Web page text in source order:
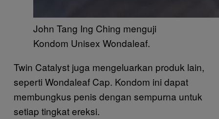
John Tang Ing Ching menguji
Kondom Unisex Wondaleaf.
Twin Catalyst juga mengeluarkan produk lain,
seperti Wondaleaf Cap. Kondom ini dapat
membungkus penis dengan sempurna untuk
setiap tingkat ereksi.